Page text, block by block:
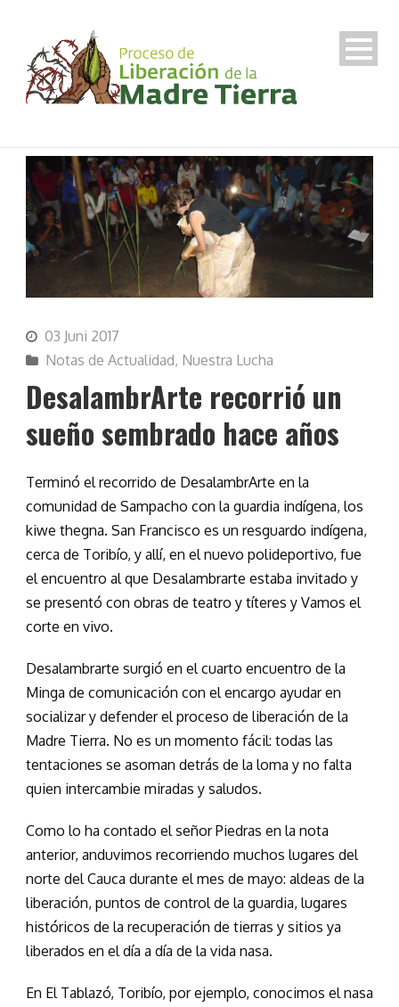
03 Juni 2017
Notas de Actualidad, Nuestra Lucha
DesalambrArte recorrió un
sueño sembrado hace años
Terminó el recorrido de DesalambrArte en la
comunidad de Sampacho con la guardia indígena, los
kiwe thegna. San Francisco es un resguardo indígena,
cerca de Toribío, y allí, en el nuevo polideportivo, fue
el encuentro al que Desalambrarte estaba invitado y
se presentó con obras de teatro y títeres y Vamos el
corte en vivo.
Desalambrarte surgió en el cuarto encuentro de la
Minga de comunicación con el encargo ayudar en
socializar y defender el proceso de liberación de la
Madre Tierra. No es un momento fácil: todas las
tentaciones se asoman detrás de la loma y no falta
quien intercambie miradas y saludos.
Como lo ha contado el señor Piedras en la nota
anterior, anduvimos recorriendo muchos lugares del
norte del Cauca durante el mes de mayo: aldeas de la
liberación, puntos de control de la guardia, lugares
históricos de la recuperación de tierras y sitios ya
liberados en el día a día de la vida nasa.
En El Tablazó, Toribío, por ejemplo, conocimos el nasa